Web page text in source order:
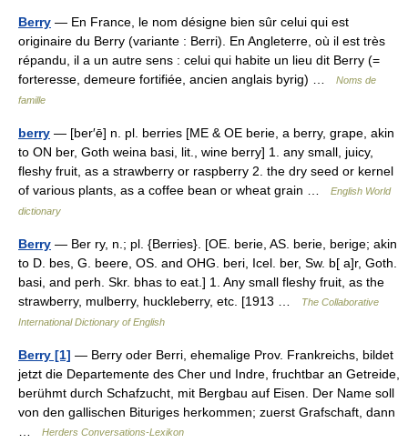
Berry — En France, le nom désigne bien sûr celui qui est
originaire du Berry (variante : Berri). En Angleterre, où il est très
répandu, il a un autre sens : celui qui habite un lieu dit Berry (=
forteresse, demeure fortifiée, ancien anglais byrig) …
Noms de
famille
berry — [ber′ē] n. pl. berries [ME & OE berie, a berry, grape, akin
to ON ber, Goth weina basi, lit., wine berry] 1. any small, juicy,
fleshy fruit, as a strawberry or raspberry 2. the dry seed or kernel
of various plants, as a coffee bean or wheat grain …
English World
dictionary
Berry — Ber ry, n.; pl. {Berries}. [OE. berie, AS. berie, berige; akin
to D. bes, G. beere, OS. and OHG. beri, Icel. ber, Sw. b[ a]r, Goth.
basi, and perh. Skr. bhas to eat.] 1. Any small fleshy fruit, as the
strawberry, mulberry, huckleberry, etc. [1913 …
The Collaborative
International Dictionary of English
Berry [1] — Berry oder Berri, ehemalige Prov. Frankreichs, bildet
jetzt die Departemente des Cher und Indre, fruchtbar an Getreide,
berühmt durch Schafzucht, mit Bergbau auf Eisen. Der Name soll
von den gallischen Bituriges herkommen; zuerst Grafschaft, dann
…
Herders Conversations-Lexikon